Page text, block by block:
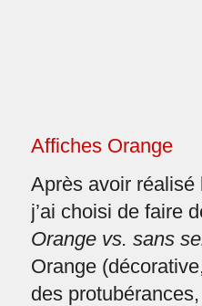
Affiches Orange
Après avoir réalisé
j’ai choisi de faire
Orange vs. sans
Orange
des